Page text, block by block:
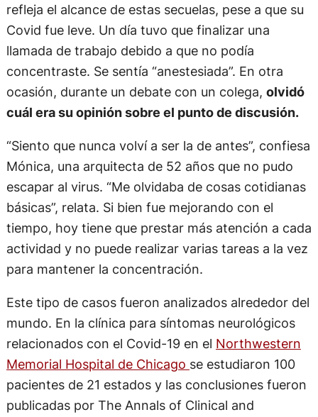
refleja el alcance de estas secuelas, pese a que su
Covid fue leve. Un día tuvo que finalizar una
llamada de trabajo debido a que no podía
concentraste. Se sentía “anestesiada”. En otra
ocasión, durante un debate con un colega, olvidó
cuál era su opinión sobre el punto de discusión.
“Siento que nunca volví a ser la de antes”, confiesa
Mónica, una arquitecta de 52 años que no pudo
escapar al virus. “Me olvidaba de cosas cotidianas
básicas”, relata. Si bien fue mejorando con el
tiempo, hoy tiene que prestar más atención a cada
actividad y no puede realizar varias tareas a la vez
para mantener la concentración.
Este tipo de casos fueron analizados alrededor del
mundo. En la clínica para síntomas neurológicos
relacionados con el Covid-19 en el Northwestern
Memorial Hospital de Chicago se estudiaron 100
pacientes de 21 estados y las conclusiones fueron
publicadas por The Annals of Clinical and